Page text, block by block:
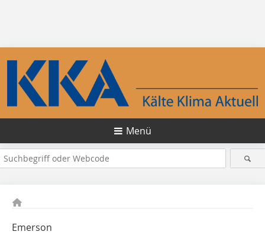
Menü
Emerson